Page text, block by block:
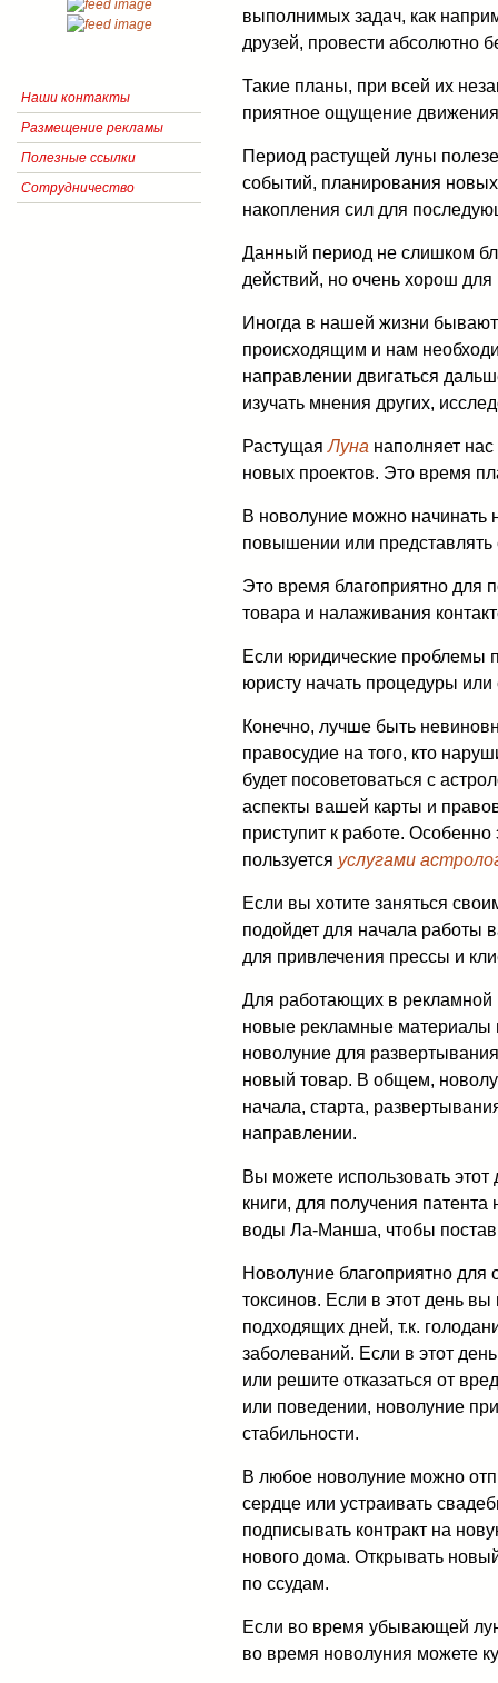
выполнимых задач, как
друзей, провести абсолютно
Такие планы, при всей их
приятное ощущение
Период растущей луны
событий, планирования
накопления сил для
Данный период не слишком
действий, но очень хорош для
Иногда в нашей жизни
происходящим и нам
направлении двигаться
изучать мнения других,
РастущаяЛуна наполняет
новых проектов. Это время
В новолуние можно начинать
повышении или представлять
Это время благоприятно для
товара и налаживания
Если юридические проблемы
юристу начать процедуры
Конечно, лучше быть
правосудие на того, кто
будет посоветоваться с
аспекты вашей карты и
приступит к работе.
пользуется услугами
Если вы хотите заняться
подойдет для начала работы
для привлечения прессы и
Для работающих в рекламной
новые рекламные материалы
новолуние для
новый товар. В общем,
начала, старта,
направлении.
Вы можете использовать
книги, для получения
воды Ла-Манша, чтобы
Новолуние благоприятно для
токсинов. Если в этот день
подходящих дней, т.к.
заболеваний. Если в этот
или решите отказаться от
или поведении, новолуние
стабильности.
В любое новолуние можно
сердце или устраивать
подписывать контракт на
нового дома. Открывать
по ссудам.
Если во время убывающей
во время новолуния можете
Наши контакты
Размещение рекламы
Полезные ссылки
Сотрудничество